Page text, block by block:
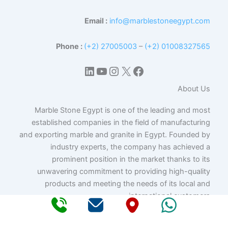
Email : info@marblestoneegypt.com
Phone : (+2) 27005003 – (+2) 01008327565
فيسبوك
إكسإنستجرام
يوتيوب
لينكد إن
About Us
Marble Stone Egypt is one of the leading and most
established companies in the field of manufacturing
and exporting marble and granite in Egypt. Founded by
industry experts, the company has achieved a
prominent position in the market thanks to its
unwavering commitment to providing high-quality
products and meeting the needs of its local and
international customers.